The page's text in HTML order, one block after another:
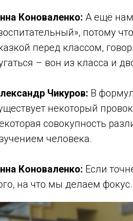
Коноваленко: А ещё
потому
перед классом,
– вон из класса и
Чикуров: В
некоторый
совокупность
человека.
Коноваленко: Если
на что мы делаем фокус.